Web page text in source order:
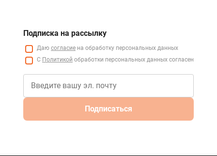
Подписка на рассылку
Даю согласие на обработку персональных данных
С Политикой обработки персональных данных согласен
Подписаться